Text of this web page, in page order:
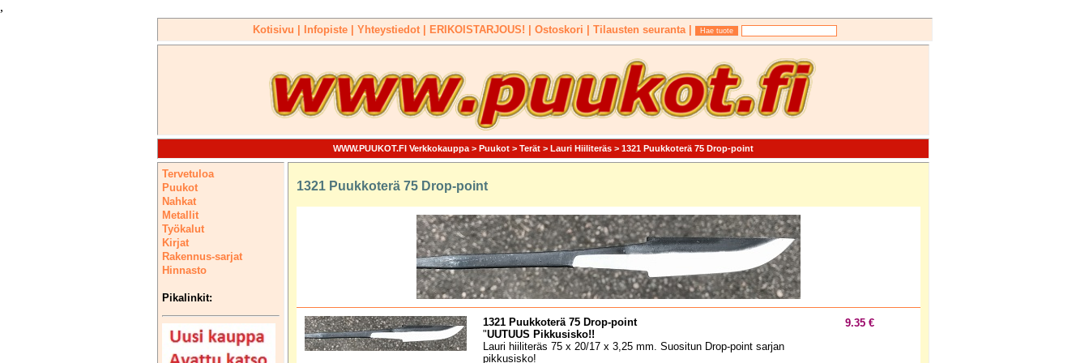
,
Kotisivu | Infopiste | Yhteystiedot | ERIKOISTARJOUS! | Ostoskori | Tilausten seuranta |
WWW.PUUKOT.FI Verkkokauppa> Puukot> Terät> Lauri Hiiliteräs> 1321 Puukkoterä 75 Drop-point
Tervetuloa
Puukot
Nahkat
Metallit
Työkalut
Kirjat
Rakennus-sarjat
Hinnasto
Pikalinkit:
1321 Puukkoterä 75 Drop-point
1321 Puukkoterä 75 Drop-point
"UUTUUS Pikkusisko!!
Lauri hiiliteräs 75 x 20/17 x 3,25 mm. Suositun Drop-point sarjan
pikkusisko!
9.35 €